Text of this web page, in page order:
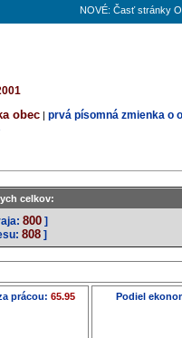
NOVÉ: Časť stránky
obec | prvá písomná zmienka o
celkov:
800 ]
808 ]
prácou: 65.95 Podiel